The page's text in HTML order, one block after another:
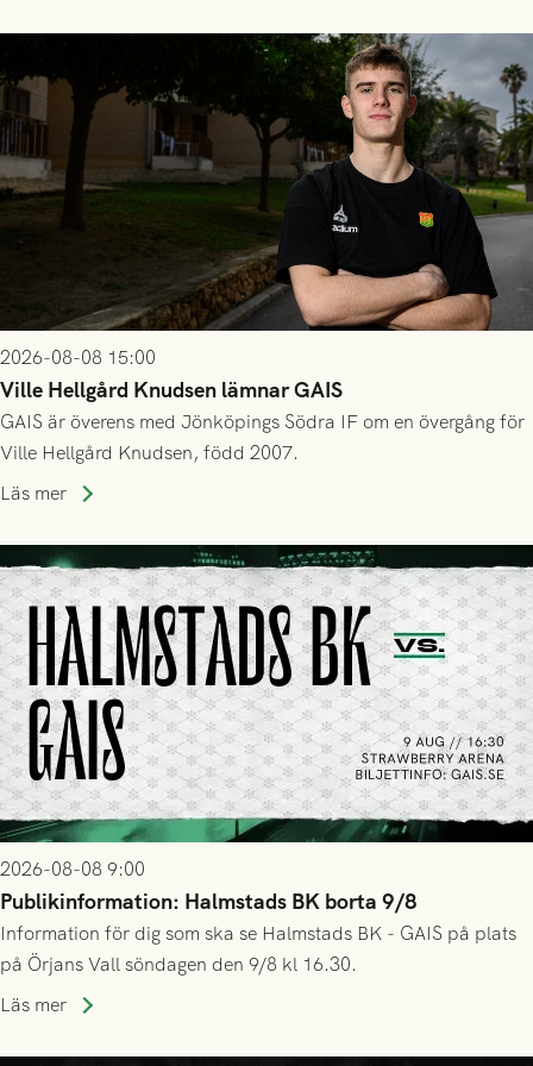
2026-08-08 15:00
Ville Hellgård Knudsen lämnar GAIS
GAIS är överens med Jönköpings Södra IF om en övergång för
Ville Hellgård Knudsen, född 2007.
Läs mer
2026-08-08 9:00
Publikinformation: Halmstads BK borta 9/8
Information för dig som ska se Halmstads BK - GAIS på plats
på Örjans Vall söndagen den 9/8 kl 16.30.
Läs mer